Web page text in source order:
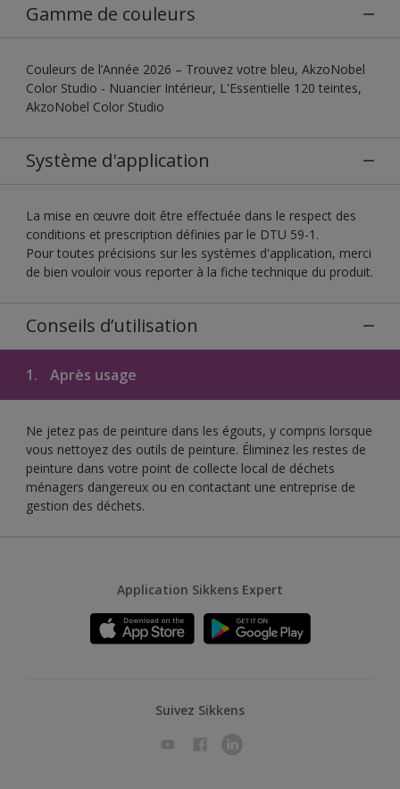
Gamme de couleurs
Couleurs de l’Année 2026 – Trouvez votre bleu, AkzoNobel
Color Studio - Nuancier Intérieur, L'Essentielle 120 teintes,
AkzoNobel Color Studio
Système d'application
La mise en œuvre doit être effectuée dans le respect des
conditions et prescription définies par le DTU 59-1.
Pour toutes précisions sur les systèmes d'application, merci
de bien vouloir vous reporter à la fiche technique du produit.
Conseils d’utilisation
1. Après usage
Ne jetez pas de peinture dans les égouts, y compris lorsque
vous nettoyez des outils de peinture. Éliminez les restes de
peinture dans votre point de collecte local de déchets
ménagers dangereux ou en contactant une entreprise de
gestion des déchets.
Application Sikkens Expert
Suivez Sikkens